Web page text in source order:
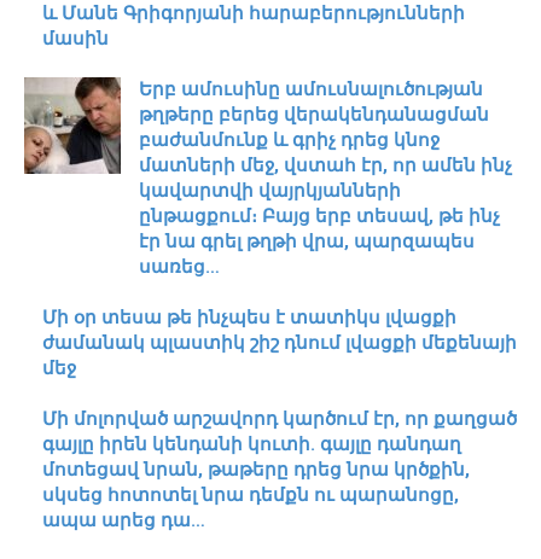
և Մանե Գրիգորյանի հարաբերությունների
մասին
Երբ ամուսինը ամուսնալուծության
թղթերը բերեց վերակենդանացման
բաժանմունք և գրիչ դրեց կնոջ
մատների մեջ, վստահ էր, որ ամեն ինչ
կավարտվի վայրկյանների
ընթացքում։ Բայց երբ տեսավ, թե ինչ
էր նա գրել թղթի վրա, պարզապես
սառեց…
Մի օր տեսա թե ինչպես է տատիկս լվացքի
ժամանակ պլաստիկ շիշ դնում լվացքի մեքենայի
մեջ
Մի մոլորված արշավորդ կարծում էր, որ քաղցած
գայլը իրեն կենդանի կուտի. գայլը դանդաղ
մոտեցավ նրան, թաթերը դրեց նրա կրծքին,
սկսեց հոտոտել նրա դեմքն ու պարանոցը,
ապա արեց դա…